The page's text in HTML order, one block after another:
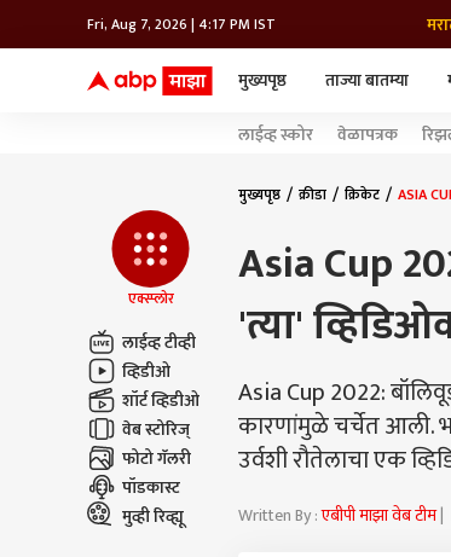
Fri, Aug 7, 2026 | 4:17 PM IST
मुख्यपृष्ठ ताज्या बातम्या
कोल्हापूर
नवी मुंबई
अमरावती
अकोला
टेलिव्हिजन
लाईव्ह स्कोर वेळापत्रक
एक्स्प्लोर
लाईव्ह टीव्ही
व्हिडीओ
शॉर्ट व्हिडीओ
वेब स्टोरिज्
फोटो गॅलरी
पॉडकास्ट
मुव्ही रिव्ह्यू
मुख्यपृष्ठ क्रीडा क्रिकेट ASIA
Asia Cup
'त्या'
Asia Cup 2022:
कारणांमुळे चर्चेत आली.
उर्वशी रौतेलाचा एक
Written By :एबीपी माझा वेब टीम|